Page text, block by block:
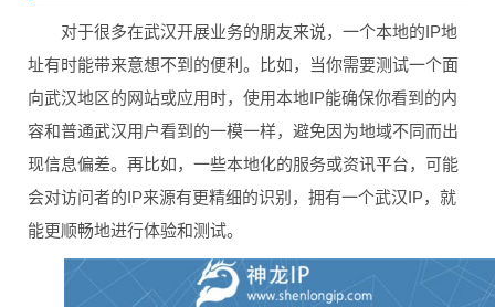
对于很多在武汉开展业务的朋友来说，一个本地的IP地
址有时能带来意想不到的便利。比如，当你需要测试一个面
向武汉地区的网站或应用时，使用本地IP能确保你看到的内
容和普通武汉用户看到的一模一样，避免因为地域不同而出
现信息偏差。再比如，一些本地化的服务或资讯平台，可能
会对访问者的IP来源有更精细的识别，拥有一个武汉IP，就
能更顺畅地进行体验和测试。